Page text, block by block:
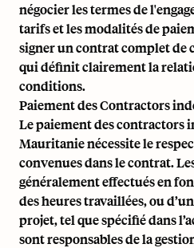
négocier les termes de
tarifs et les modalités de
signer un contrat complet
qui définit clairement la
conditions.
Paiement des Contractors
Le paiement des contractors
Mauritanie nécessite le
convenues dans le contrat.
généralement effectués en
des heures travaillées, ou
projet, tel que spécifié dans
sont responsables de la